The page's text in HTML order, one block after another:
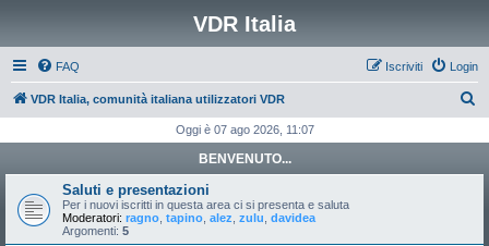
VDR Italia
FAQ Login
Iscriviti
VDR Italia, comunità italiana utilizzatori VDR
c
Oggi è 07 ago 2026, 11:07
BENVENUTO...
Saluti e presentazioni
Per i nuovi iscritti in questa area ci si presenta e saluta
Moderatori: ragno tapino alez zulu davidea
Argomenti: 5